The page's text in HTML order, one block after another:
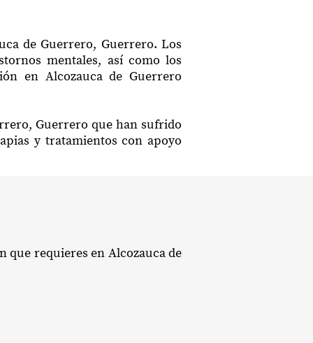
de Guerrero, Guerrero. Los
mentales, así como los
en Alcozauca de Guerrero
Guerrero que han sufrido
y tratamientos con apoyo
que requieres en Alcozauca de